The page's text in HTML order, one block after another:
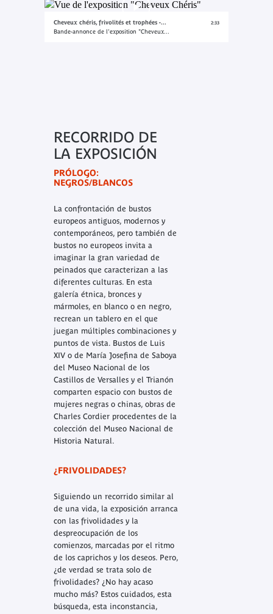
Cheveux chéris, frivolités et trophées -...
Bande-annonce de l'exposition "Cheveux...
2:33
RECORRIDO DE
LA EXPOSICIÓN
PRÓLOGO:
NEGROS/BLANCOS
La confrontación de bustos
europeos antiguos, modernos y
contemporáneos, pero también de
bustos no europeos invita a
imaginar la gran variedad de
peinados que caracterizan a las
diferentes culturas. En esta
galería étnica, bronces y
mármoles, en blanco o en negro,
recrean un tablero en el que
juegan múltiples combinaciones y
puntos de vista. Bustos de Luis
XIV o de María Josefina de Saboya
del Museo Nacional de los
Castillos de Versalles y el Trianón
comparten espacio con bustos de
mujeres negras o chinas, obras de
Charles Cordier procedentes de la
colección del Museo Nacional de
Historia Natural.
¿FRIVOLIDADES?
Siguiendo un recorrido similar al
de una vida, la exposición arranca
con las frivolidades y la
despreocupación de los
comienzos, marcadas por el ritmo
de los caprichos y los deseos. Pero,
¿de verdad se trata solo de
frivolidades? ¿No hay acaso
mucho más? Estos cuidados, esta
búsqueda, esta inconstancia,